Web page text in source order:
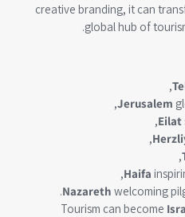
creative branding, it can
global hub of
Jerusalem
Eilat
Haifa
Nazareth welcoming
Tourism can become